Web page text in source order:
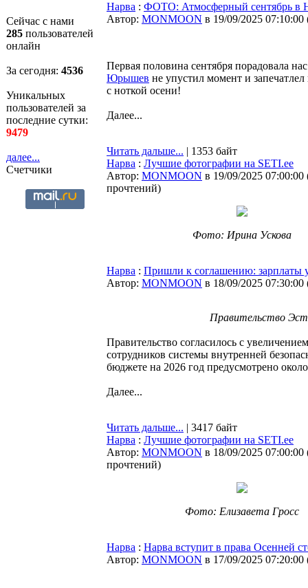
Сейчас с нами
285 пользователей
онлайн
За сегодня: 4536
Уникальных
пользователей за
последние сутки:
9479
далее...
Счетчики
Нарва : ФОТО: Атмосферный сентябрь в
Автор: MONMOON в 19/09/2025 07:10:00
Первая половина сентября порадовала
Юрышев не упустил момент и
с ноткой осени!
Далее...
Читать дальше... | 1353 байт
Нарва : Лучшие фотографии на SETI.ee
Автор: MONMOON в 19/09/2025 07:00:00
прочтений)
Фото: Ирина Ускова
Нарва : Пришли к соглашению: зарплаты
Автор: MONMOON в 18/09/2025 07:30:00
Правительство
Правительство согласилось с
сотрудников системы внутренней
бюджете на 2026 год предусмотрено
Далее...
Читать дальше... | 3417 байт
Нарва : Лучшие фотографии на SETI.ee
Автор: MONMOON в 18/09/2025 07:00:00
прочтений)
Фото: Елизавета Гросс
Нарва : Нарва вступит в права Осенней
Автор: MONMOON в 17/09/2025 07:20:00